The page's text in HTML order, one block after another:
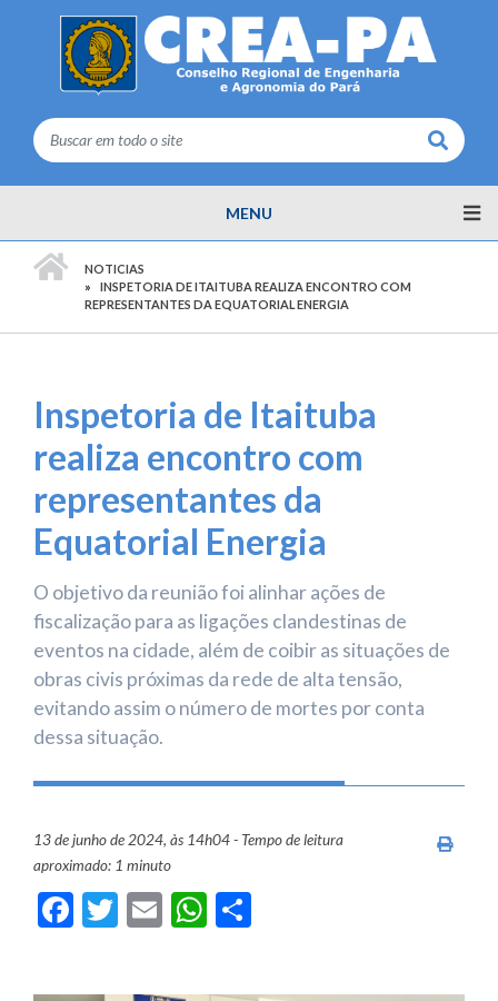
Buscar
MENU
NOTICIAS
INSPETORIA DE ITAITUBA REALIZA ENCONTRO COM
REPRESENTANTES DA EQUATORIAL ENERGIA
Inspetoria de Itaituba
realiza encontro com
representantes da
Equatorial Energia
O objetivo da reunião foi alinhar ações de
fiscalização para as ligações clandestinas de
eventos na cidade, além de coibir as situações de
obras civis próximas da rede de alta tensão,
evitando assim o número de mortes por conta
dessa situação.
13 de junho de 2024, às 14h04 - Tempo de leitura
aproximado: 1 minuto
Facebook
Twitter
EmailWhatsApp